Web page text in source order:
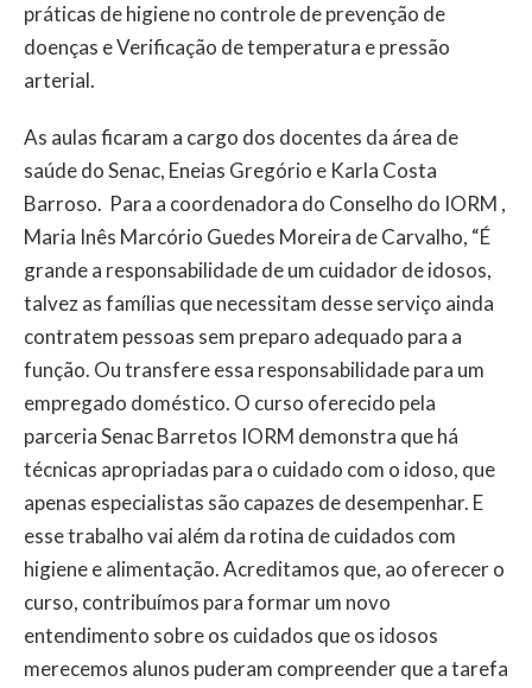
práticas de higiene no controle de prevenção de
doenças e Verificação de temperatura e pressão
arterial.
As aulas ficaram a cargo dos docentes da área de
saúde do Senac, Eneias Gregório e Karla Costa
Barroso. Para a coordenadora do Conselho do IORM ,
Maria Inês Marcório Guedes Moreira de Carvalho, “É
grande a responsabilidade de um cuidador de idosos,
talvez as famílias que necessitam desse serviço ainda
contratem pessoas sem preparo adequado para a
função. Ou transfere essa responsabilidade para um
empregado doméstico. O curso oferecido pela
parceria Senac Barretos IORM demonstra que há
técnicas apropriadas para o cuidado com o idoso, que
apenas especialistas são capazes de desempenhar. E
esse trabalho vai além da rotina de cuidados com
higiene e alimentação. Acreditamos que, ao oferecer o
curso, contribuímos para formar um novo
entendimento sobre os cuidados que os idosos
merecemos alunos puderam compreender que a tarefa